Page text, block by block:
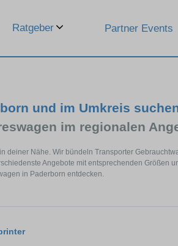
Ratgeber Partner Events
und im Umkreis
im regionalen
deiner Nähe. Wir bündeln Transporter
Angebote mit entsprechenden Größen
in Paderborn entdecken.